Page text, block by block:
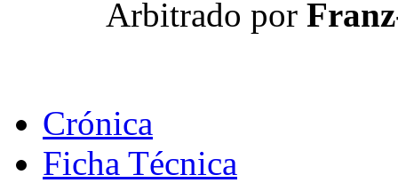
Arbitrado por
Crónica
Ficha Técnica